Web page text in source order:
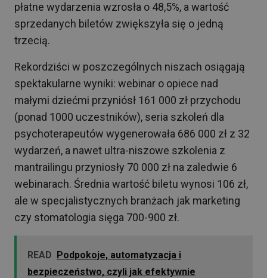
płatne wydarzenia wzrosła o 48,5%, a wartość
sprzedanych biletów zwiększyła się o jedną
trzecią.
Rekordziści w poszczególnych niszach osiągają
spektakularne wyniki: webinar o opiece nad
małymi dziećmi przyniósł 161 000 zł przychodu
(ponad 1000 uczestników), seria szkoleń dla
psychoterapeutów wygenerowała 686 000 zł z 32
wydarzeń, a nawet ultra-niszowe szkolenia z
mantrailingu przyniosły 70 000 zł na zaledwie 6
webinarach. Średnia wartość biletu wynosi 106 zł,
ale w specjalistycznych branżach jak marketing
czy stomatologia sięga 700-900 zł.
READ Podpokoje, automatyzacja i
bezpieczeństwo, czyli jak efektywnie